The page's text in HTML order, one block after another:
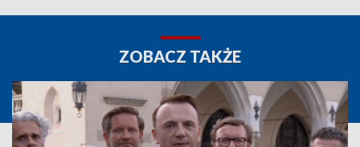
ZOBACZ TAKŻE